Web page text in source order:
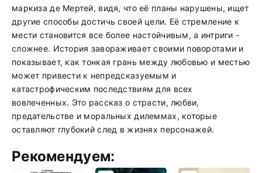
маркиза де Мертей, видя, что её планы нарушены, ищет
другие способы достичь своей цели. Её стремление к
мести становится все более настойчивым, а интриги -
сложнее. История завораживает своими поворотами и
показывает, как тонкая грань между любовью и местью
может привести к непредсказуемым и
катастрофическим последствиям для всех
вовлеченных. Это рассказ о страсти, любви,
предательстве и моральных дилеммах, которые
оставляют глубокий след в жизнях персонажей.
Рекомендуем: